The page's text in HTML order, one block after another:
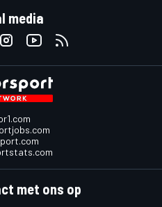
media
met ons op